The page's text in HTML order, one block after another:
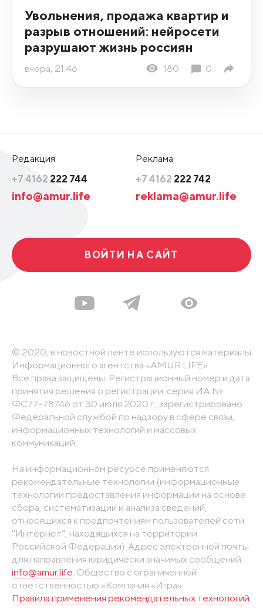
Увольнения, продажа квартир и
разрыв отношений: нейросети
разрушают жизнь россиян
вчера, 21:46 180 0
Редакция
+7 4162 222 744
info@amur.life
Реклама
+7 4162 222 742
reklama@amur.life
ВОЙТИ НА САЙТ
© 2020, в новостной ленте используются материалы
Информационного агентства «AMUR.LIFE».
Все права защищены. Регистрационный номер и дата
принятия решения о регистрации: серия ИА №
ФС77-78746 от 30 июля 2020 г., зарегистрировано
Федеральной службой по надзору в сфере связи,
информационных технологий и массовых
коммуникаций
На информационном ресурсе применяются
рекомендательные технологии (информационные
технологии предоставления информации на основе
сбора, систематизации и анализа сведений,
относящихся к предпочтениям пользователей сети
"Интернет", находящихся на территории
Российской Федерации). Адрес электронной почты
для направления юридически значимых сообщений:
info@amur.life . Общество с ограниченной
ответственностью «Компания «Игра».
Правила применения рекомендательных технологий